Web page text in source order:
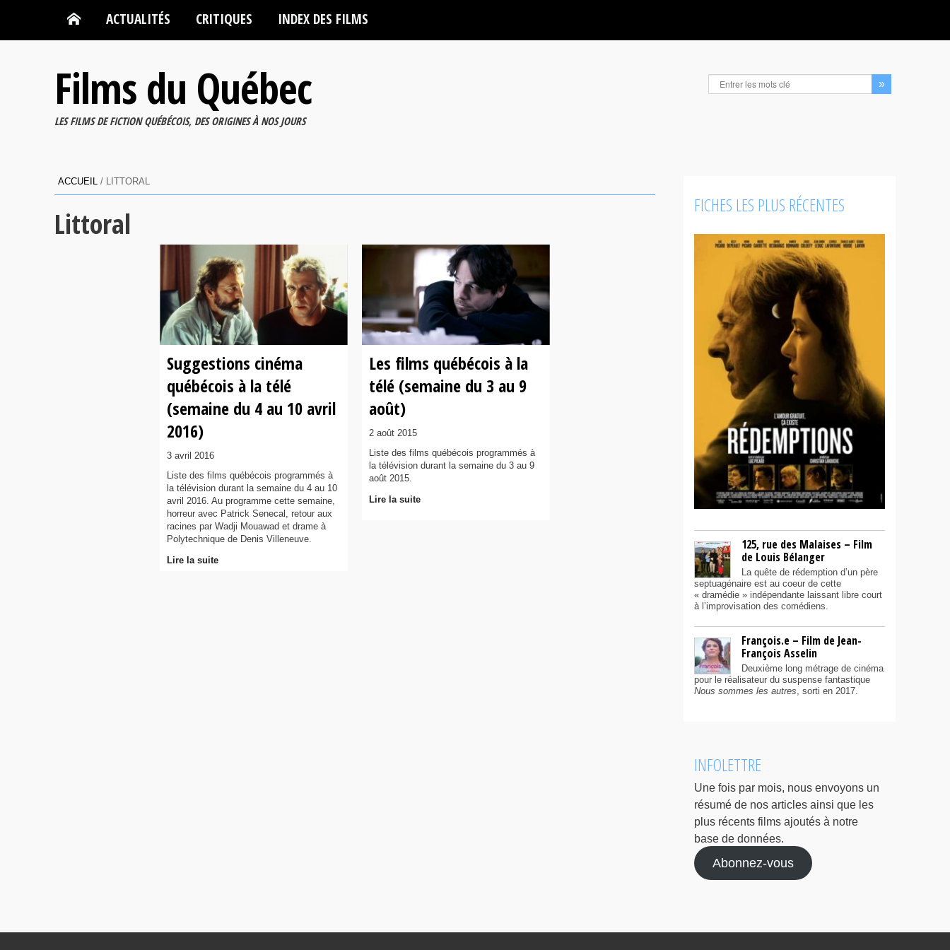
ACTUALITÉS CRITIQUES INDEX DES FILMS
Films du Québec
LES FILMS DE FICTION QUÉBÉCOIS, DES ORIGINES À NOS JOURS
ACCUEIL / LITTORAL
Littoral
Suggestions cinéma
québécois à la télé
(semaine du 4 au 10 avril
2016)
3 avril 2016
Liste des films québécois programmés à
la télévision durant la semaine du 4 au 10
avril 2016. Au programme cette semaine,
horreur avec Patrick Senecal, retour aux
racines par Wadji Mouawad et drame à
Polytechnique de Denis Villeneuve.
Lire la suite
Les films québécois à la
télé (semaine du 3 au 9
août)
2 août 2015
Liste des films québécois programmés à
la télévision durant la semaine du 3 au 9
août 2015.
Lire la suite
FICHES LES PLUS RÉCENTES
125, rue des Malaises – Film
de Louis Bélanger
La quête de rédemption d’un père
septuagénaire est au coeur de cette
« dramédie » indépendante laissant libre court
à l’improvisation des comédiens.
François.e – Film de Jean-
François Asselin
Deuxième long métrage de cinéma
pour le réalisateur du suspense fantastique
Nous sommes les autres, sorti en 2017.
INFOLETTRE
Une fois par mois, nous envoyons un
résumé de nos articles ainsi que les
plus récents films ajoutés à notre
base de données.
Abonnez-vous